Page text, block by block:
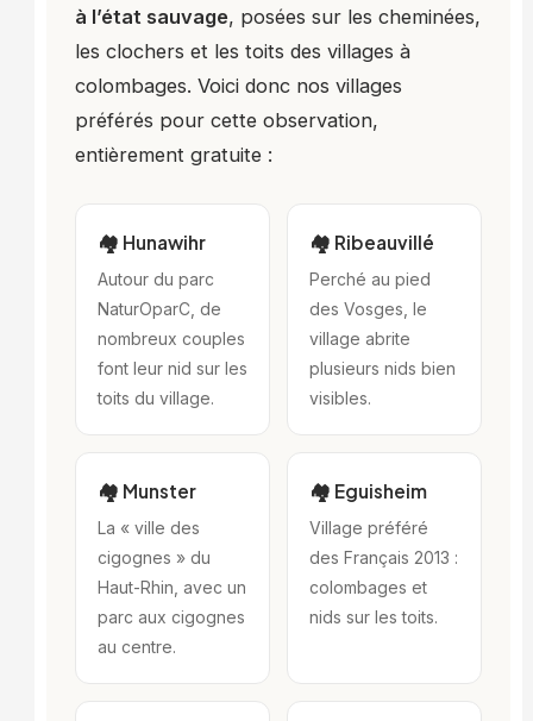
à l’état sauvage, posées sur les cheminées,
les clochers et les toits des villages à
colombages. Voici donc nos villages
préférés pour cette observation,
entièrement gratuite :
🏘️ Hunawihr
Autour du parc
NaturOparC, de
nombreux couples
font leur nid sur les
toits du village.
🏘️ Ribeauvillé
Perché au pied
des Vosges, le
village abrite
plusieurs nids bien
visibles.
🏘️ Munster
La « ville des
cigognes » du
Haut-Rhin, avec un
parc aux cigognes
au centre.
🏘️ Eguisheim
Village préféré
des Français 2013 :
colombages et
nids sur les toits.